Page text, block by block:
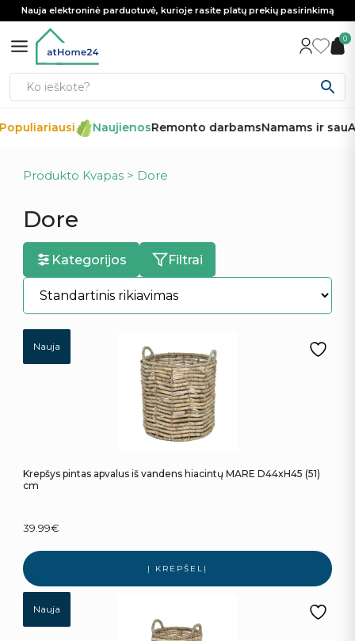
Nauja elektroninė parduotuvė, kurioje rasite platų prekių pasirinkimą
0
NaujienosRemonto darbamsNamams ir sau
Produkto Kvapas > Dore
Dore
Kategorijos Filtrai
Nauja
Krepšys pintas apvalus iš vandens hiacintų MARE D44xH45 (51)
cm
39.99€
Į KREPŠELĮ
Nauja